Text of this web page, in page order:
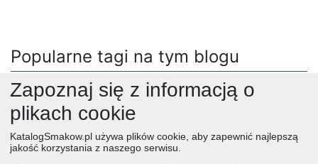
Popularne tagi na tym blogu
menu i przepisy(164) przepisy(13350) lunche(111)
slajder(29) bez mięsa(1044)
kuchnia azjatycka(472) kuchnia włoska (1849)
Zapoznaj się z informacją o
plikach cookie
KatalogSmakow.pl używa plików cookie, aby zapewnić najlepszą
jakość korzystania z naszego serwisu.